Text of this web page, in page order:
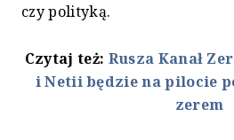
czy polityką.
Czytaj też: Rusza Kanał
i Netii będzie na pilocie
zerem